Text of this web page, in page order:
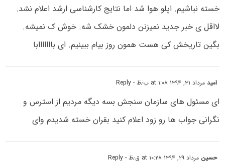
خسته نباشیم. اپلو هوا شد اما نتایج کارشناسی ارشد اعلام نشد.
لااقل ی خبر جدید نمیزنن دلمون خشک شه. خوش ک نمیشه.
بگین تاریخش کی هست همون روز بیام ببینیم. ای بااااااابا
امیدمرداد ۳۱, ۱۳۹۴ at ۱:۰۸ ب٫ظ - Reply
ای مسئول های سازمان سنجش بسه دیگه مردیم از استرس و
نگرانی جواب ها رو زود اعلام کنید بقران خسته شدیدم وای
حسین مرداد ۲۹, ۱۳۹۴ at ۱۰:۲۸ ق٫ظ - Reply